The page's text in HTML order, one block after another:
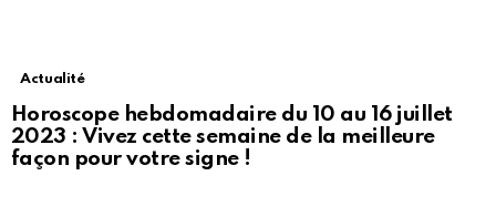
Actualité
Horoscope hebdomadaire du 10 au 16 juillet
2023 : Vivez cette semaine de la meilleure
façon pour votre signe !